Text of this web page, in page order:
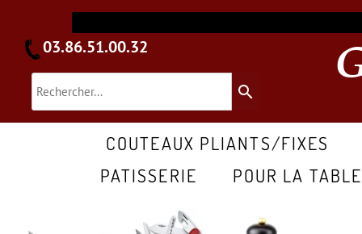
search
COUTEAUX PLIANTS/FIXES
PATISSERIE
POUR LA TABLE
03.86.51.00.32